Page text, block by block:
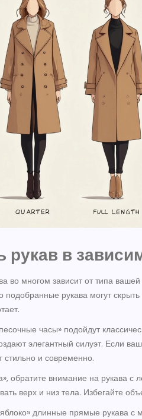
рукав в
во многом зависит от типа
подобранные рукава могут
часы» подойдут
элегантный силуэт. Если
стильно и современно.
обратите внимание на рукава
верх и низ тела. Избегайте
длинные прямые рукава